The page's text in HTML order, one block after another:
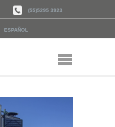
(55)5295 3923
ESPAÑOL